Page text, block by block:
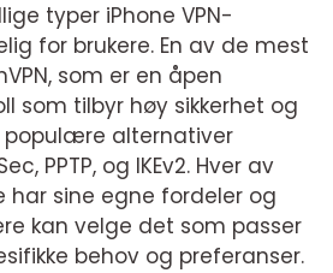
typer iPhone VPN-
for brukere. En av de mest
som er en åpen
som tilbyr høy sikkerhet og
populære alternativer
PPTP, og IKEv2. Hver av
har sine egne fordeler og
kan velge det som passer
behov og preferanser.